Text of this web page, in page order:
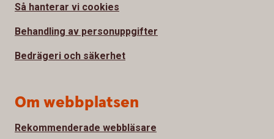
Så hanterar vi cookies
Behandling av personuppgifter
Bedrägeri och säkerhet
Om webbplatsen
Rekommenderade webbläsare